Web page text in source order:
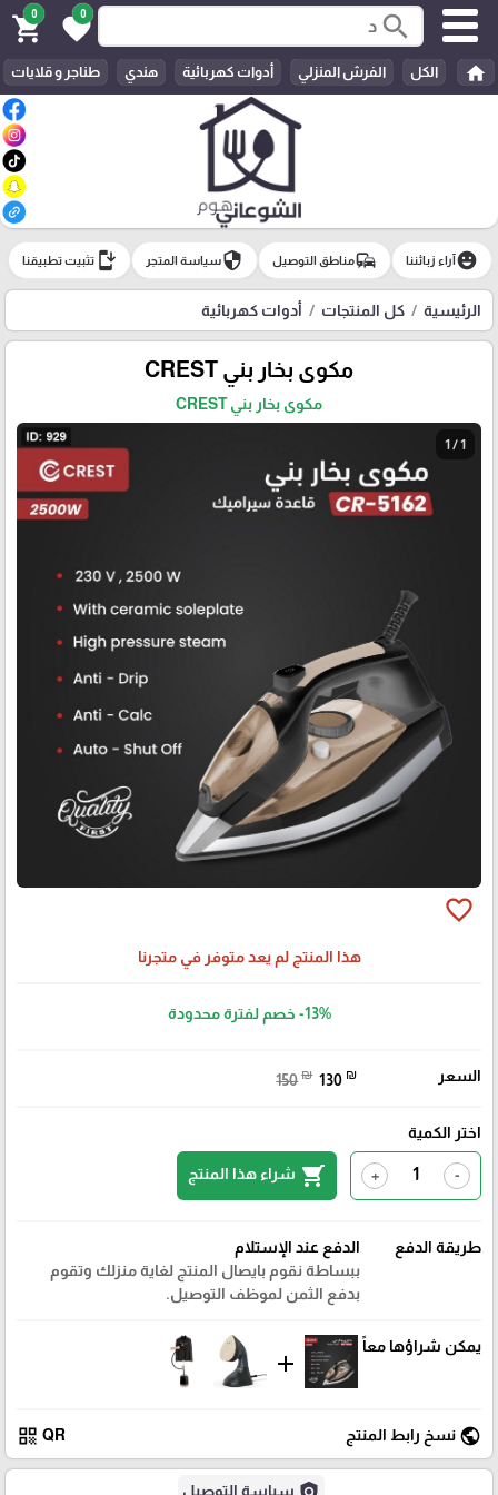
search
0
favorite
0
shopping_cart
home الكل الفرش المنزلي أدوات كهربائية هندي طناجر و قلايات
emoji_emotionsآراء زبائننا commuteمناطق التوصيل securityسياسة المتجر install_mobile تثبيت تطبيقنا
الرئيسية كل المنتجات أدوات كهربائية
مكوى بخار بني CREST
مكوى بخار بني CREST
1 / 1
favorite_border
هذا المنتج لم يعد متوفر في متجرنا
-13% خصم لفترة محدودة
السعر 150 ₪ 130 ₪
اختر الكمية
-
+
shopping_cart شراء هذا المنتج
طريقة الدفع
الدفع عند الإستلام
ببساطة نقوم بايصال المنتج لغاية منزلك وتقوم
بدفع الثمن لموظف التوصيل.
يمكن شراؤها معاً
add
public نسخ رابط المنتج QR
qr_code
سياسة التوصيل